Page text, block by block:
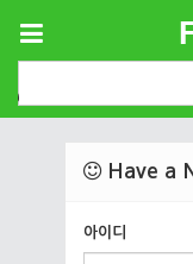
Have a
아이디